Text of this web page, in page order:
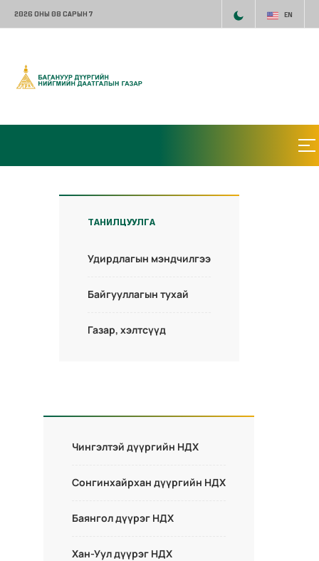
2026 ОНЫ 08 САРЫН 7 EN
ТАНИЛЦУУЛГА
Удирдлагын мэндчилгээ
Байгууллагын тухай
Газар, хэлтсүүд
Чингэлтэй дүүргийн НДХ
Сонгинхайрхан дүүргийн НДХ
Баянгол дүүрэг НДХ
Хан-Уул дүүрэг НДХ